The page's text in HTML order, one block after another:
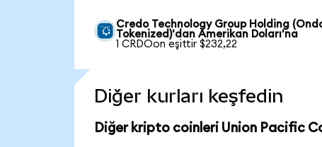
Credo Technology Group Holding
Tokenized)'dan Amerikan Doları'na
1 CRDOon eşittir $232,22
Diğer kurları keşfedin
Diğer kripto coinleri Union Pacific